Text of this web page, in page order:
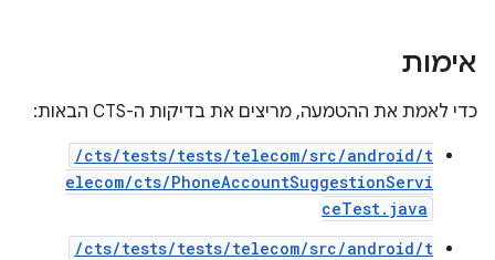
אימות
כדי לאמת את ההטמעה, מריצים את בדיקות ה-CTS הבאות:
/cts/tests/tests/telecom/src/android/t
elecom/cts/PhoneAccountSuggestionServi
ceTest.java
/cts/tests/tests/telecom/src/android/t